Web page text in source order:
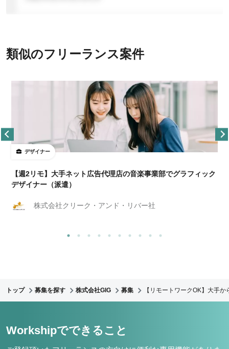
類似のフリーランス案件
デザイナー
【週2リモ】大手ネット広告代理店の音楽事業部でグラフィック
デザイナー（派遣）
株式会社クリーク・アンド・リバー社
トップ 募集を探す 株式会社GIG 募集 【リモートワークOK】大手
Workshipでできること